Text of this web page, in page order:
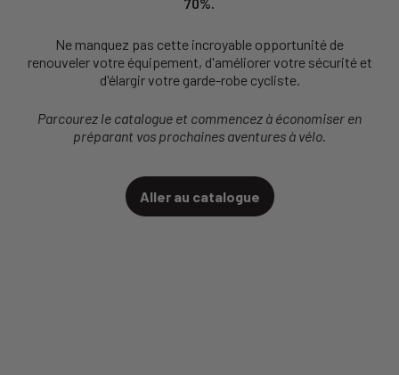
Ne manquez pas cette incroyable opportunité de
renouveler votre équipement, d'améliorer votre sécurité et
d'élargir votre garde-robe cycliste.
Parcourez le catalogue et commencez à économiser en
préparant vos prochaines aventures à vélo.
Aller au catalogue